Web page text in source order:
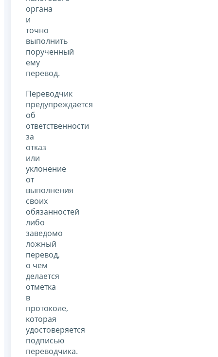
органа
и
точно
выполнить
порученный
ему
перевод.
Переводчик
предупреждается
об
ответственности
за
отказ
или
уклонение
от
выполнения
своих
обязанностей
либо
заведомо
ложный
перевод,
о чем
делается
отметка
в
протоколе,
которая
удостоверяется
подписью
переводчика.